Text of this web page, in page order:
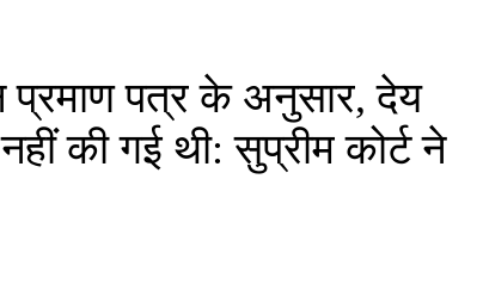
प्रमाण पत्र के अनुसार, देय
की गई थी: सुप्रीम कोर्ट ने